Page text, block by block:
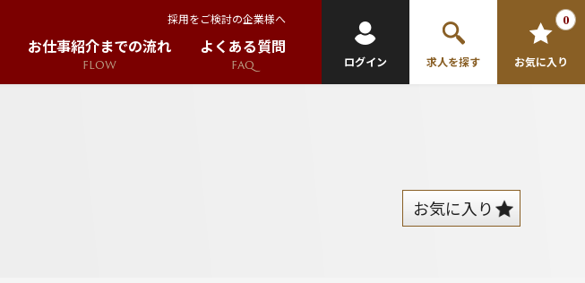
採用をご検討の企業様へ
お仕事紹介までの流れ
FLOW
よくある質問
FAQ ログイン 求人を探す お気に入り
0
お気に入り